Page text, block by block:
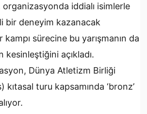
iddialı isimlerle
bir deneyim kazanacak
sürecine bu yarışmanın da
kesinleştiğini açıkladı.
Dünya Atletizm Birliği
kıtasal turu kapsamında ‘bronz’